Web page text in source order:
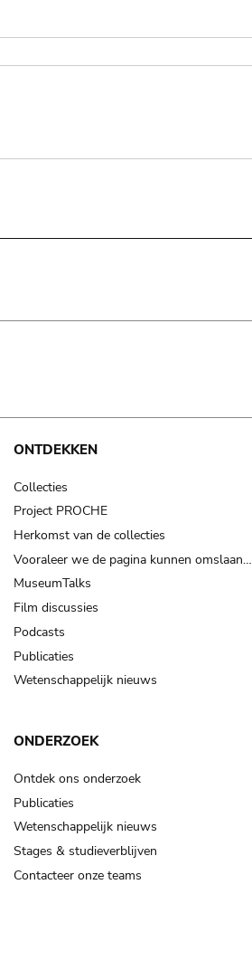
ONTDEKKEN
Collecties
Project PROCHE
Herkomst van de collecties
Vooraleer we de pagina kunnen omslaan…
MuseumTalks
Film discussies
Podcasts
Publicaties
Wetenschappelijk nieuws
ONDERZOEK
Ontdek ons onderzoek
Publicaties
Wetenschappelijk nieuws
Stages & studieverblijven
Contacteer onze teams